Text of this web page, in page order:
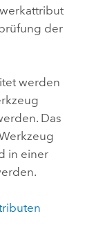
der
werden
Das
in einer